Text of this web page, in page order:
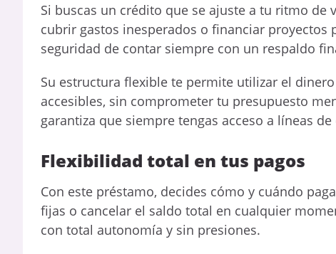
Si buscas un crédito que se ajuste a tu ritmo
cubrir gastos inesperados o financiar proyectos
seguridad de contar siempre con un respaldo
Su estructura flexible te permite utilizar el
accesibles, sin comprometer tu presupuesto
garantiza que siempre tengas acceso a líneas
Flexibilidad total en tus pagos
Con este préstamo, decides cómo y cuándo
fijas o cancelar el saldo total en cualquier
con total autonomía y sin presiones.